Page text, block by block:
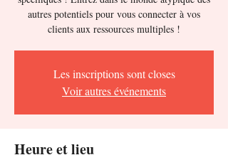
autres potentiels pour vous connecter à vos
clients aux ressources multiples !
Les inscriptions sont closes
Voir autres événements
Heure et lieu